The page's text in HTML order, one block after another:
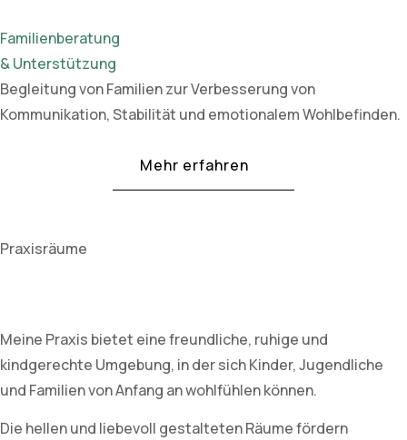
Familienberatung
& Unterstützung
Begleitung von Familien zur Verbesserung von
Kommunikation, Stabilität und emotionalem Wohlbefinden.
Mehr erfahren
Praxisräume
Meine Praxis bietet eine freundliche, ruhige und
kindgerechte Umgebung, in der sich Kinder, Jugendliche
und Familien von Anfang an wohlfühlen können.
Die hellen und liebevoll gestalteten Räume fördern